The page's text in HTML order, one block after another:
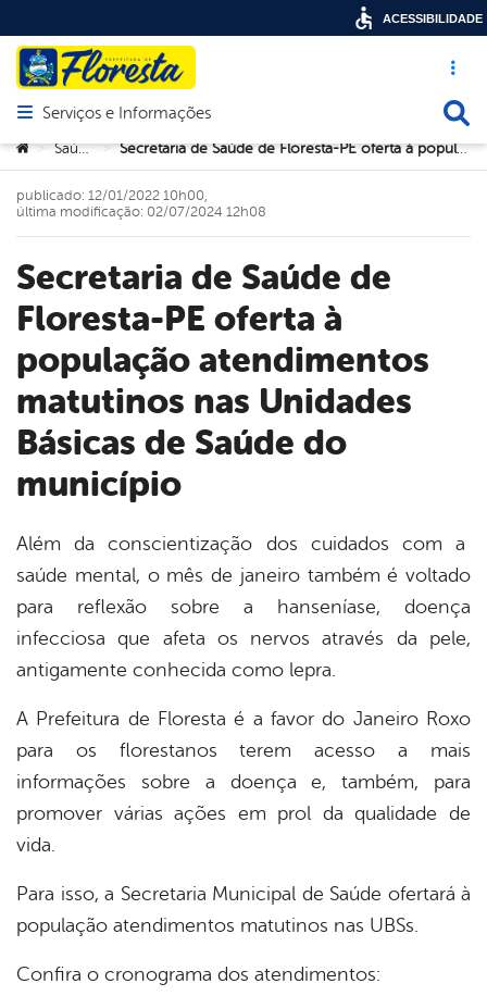
Acesso
Abrir menu principal de navegação
Serviços e Informações
Você está aqui:
> Saúde > Secretaria de Saúde de Floresta-PE oferta à população atendimentos matutinos nas Unidades Básicas de Saúde do município
Secretaria de Saúde de
Floresta-PE oferta à
população atendimentos
matutinos nas Unidades
Básicas de Saúde do
município
publicado: 12/01/2022 10h00,
última modificação: 02/07/2024 12h08
Além da conscientização dos cuidados com a
saúde mental, o mês de janeiro também é voltado
para reflexão sobre a hanseníase, doença
infecciosa que afeta os nervos através da pele,
antigamente conhecida como lepra.
A Prefeitura de Floresta é a favor do Janeiro Roxo
para os florestanos terem acesso a mais
informações sobre a doença e, também, para
promover várias ações em prol da qualidade de
vida.
Para isso, a Secretaria Municipal de Saúde ofertará à
população atendimentos matutinos nas UBSs.
Confira o cronograma dos atendimentos:
ACESSIBILIDADE